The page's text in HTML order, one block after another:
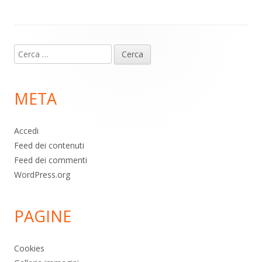
piè
pagina
Ricerca
per:
META
Accedi
Feed dei contenuti
Feed dei commenti
WordPress.org
PAGINE
Cookies